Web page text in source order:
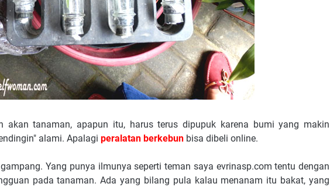
akan tanaman, apapun itu, harus terus dipupuk karena bumi yang makin
alami. Apalagi peralatan berkebun bisa dibeli online.
Yang punya ilmunya seperti teman saya evrinasp.com tentu dengan
pada tanaman. Ada yang bilang pula kalau menanam itu bakat, yang